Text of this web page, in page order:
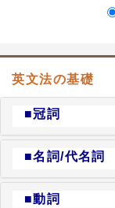
英文法の基礎
■冠詞
■名詞/代名詞
■動詞